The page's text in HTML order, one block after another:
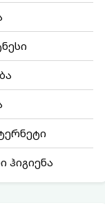
ჰიგიენა